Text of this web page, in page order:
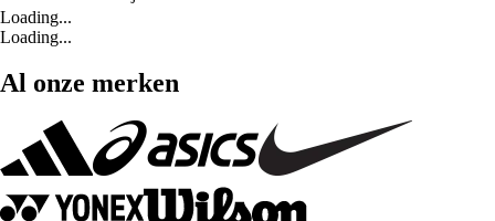
Loading...
Loading...
Al onze merken